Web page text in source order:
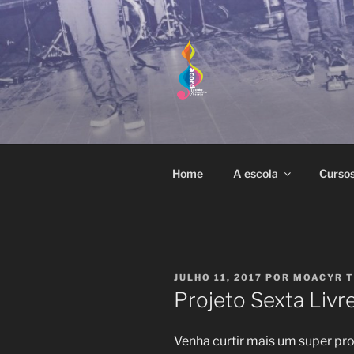
Pular
para
conteúdo
Escola de Música e Artes
Home A escola
PUBLICADO
EM
JULHO 11, 2017 POR MOACYR
Projeto Sexta
Venha curtir mais um super